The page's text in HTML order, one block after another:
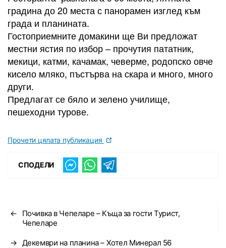
градина до 20 места с панорамен изглед към
града и планината.
Гостоприемните домакини ще Ви предложат
местни ястия по избор – прочутия пататник,
мекици, катми, качамак, чеверме, родопско овче
кисело мляко, пъстърва на скара и много, много
други.
Предлагат се бяло и зелено училище,
пешеходни турове.
Прочети цялата публикация
СПОДЕЛИ
←
Почивка в Чепеларе – Къща за гости Турист,
Чепеларе
→ Декември на планина – Хотел Минерал 56